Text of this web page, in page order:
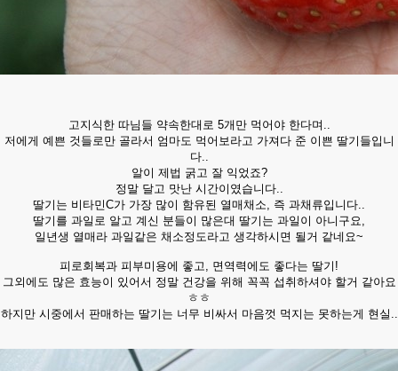
고지식한 따님들 약속한대로 5개만 먹어야 한다며..
저에게 예쁜 것들로만 골라서 엄마도 먹어보라고 가져다 준 이쁜 딸기들입니
다..
알이 제법 굵고 잘 익었죠?
정말 달고 맛난 시간이였습니다..
딸기는 비타민C가 가장 많이 함유된 열매채소, 즉 과채류입니다..
딸기를 과일로 알고 계신 분들이 많은대 딸기는 과일이 아니구요,
일년생 열매라 과일같은 채소정도라고 생각하시면 될거 같네요~
피로회복과 피부미용에 좋고, 면역력에도 좋다는 딸기!
그외에도 많은 효능이 있어서 정말 건강을 위해 꼭꼭 섭취하셔야 할거 같아요
ㅎㅎ
하지만 시중에서 판매하는 딸기는 너무 비싸서 마음껏 먹지는 못하는게 현실..